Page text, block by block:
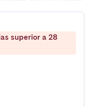
superior a 28